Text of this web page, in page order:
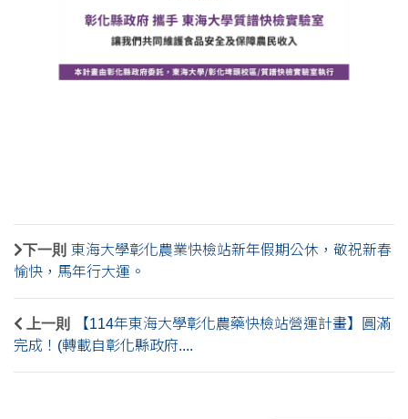
下一則 東海大學彰化農業快檢站新年假期公休，敬祝新春
愉快，馬年行大運。
上一則
【114年東海大學彰化農藥快檢站營運計畫】圓滿
完成！(轉載自彰化縣政府....